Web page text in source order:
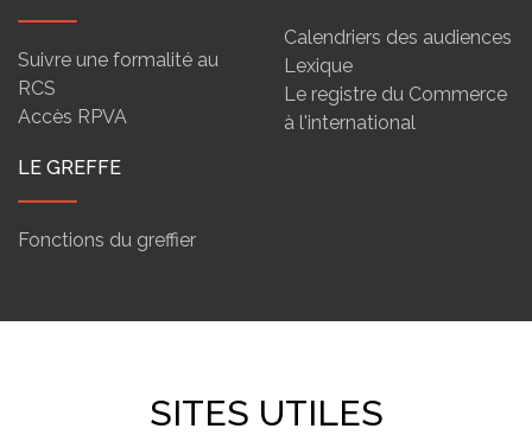
Suivre une formalité au
RCS
Accès RPVA
Calendriers des audiences
Lexique
Le registre du Commerce
à l'international
LE GREFFE
Fonctions du greffier
SITES UTILES